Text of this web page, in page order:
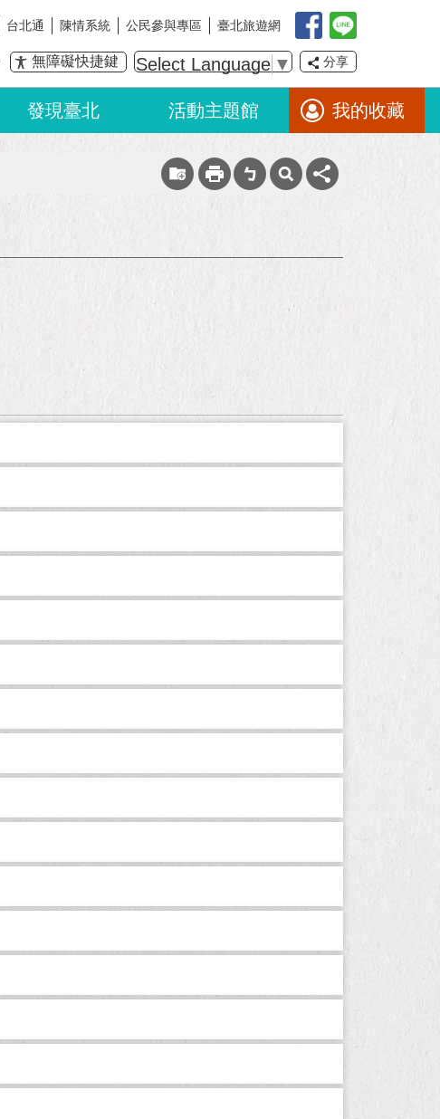
台北通 陳情系統 公民參與專區 臺北旅遊網
無障礙快捷鍵 Select Language ▼ 分享
發現臺北 活動主題館 我的收藏